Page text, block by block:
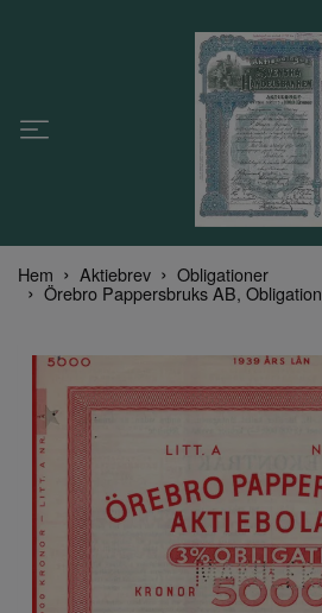
Hem Aktiebrev Obligationer
Örebro Pappersbruks AB, Obligation